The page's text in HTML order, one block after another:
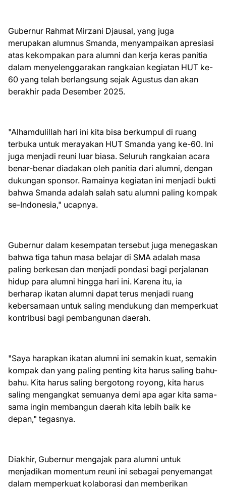
Gubernur Rahmat Mirzani Djausal, yang juga
merupakan alumnus Smanda, menyampaikan apresiasi
atas kekompakan para alumni dan kerja keras panitia
dalam menyelenggarakan rangkaian kegiatan HUT ke-
60 yang telah berlangsung sejak Agustus dan akan
berakhir pada Desember 2025.
"Alhamdulillah hari ini kita bisa berkumpul di ruang
terbuka untuk merayakan HUT Smanda yang ke-60. Ini
juga menjadi reuni luar biasa. Seluruh rangkaian acara
benar-benar diadakan oleh panitia dari alumni, dengan
dukungan sponsor. Ramainya kegiatan ini menjadi bukti
bahwa Smanda adalah salah satu alumni paling kompak
se-Indonesia," ucapnya.
Gubernur dalam kesempatan tersebut juga menegaskan
bahwa tiga tahun masa belajar di SMA adalah masa
paling berkesan dan menjadi pondasi bagi perjalanan
hidup para alumni hingga hari ini. Karena itu, ia
berharap ikatan alumni dapat terus menjadi ruang
kebersamaan untuk saling mendukung dan memperkuat
kontribusi bagi pembangunan daerah.
"Saya harapkan ikatan alumni ini semakin kuat, semakin
kompak dan yang paling penting kita harus saling bahu-
bahu. Kita harus saling bergotong royong, kita harus
saling mengangkat semuanya demi apa agar kita sama-
sama ingin membangun daerah kita lebih baik ke
depan," tegasnya.
Diakhir, Gubernur mengajak para alumni untuk
menjadikan momentum reuni ini sebagai penyemangat
dalam memperkuat kolaborasi dan memberikan